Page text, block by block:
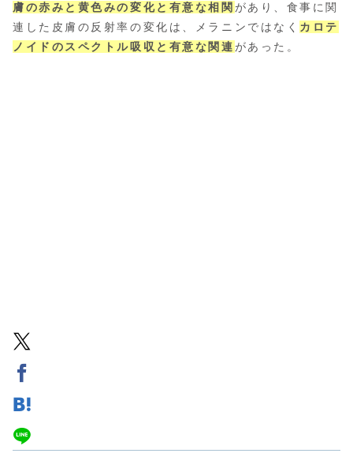
膚の赤みと黄色みの変化と有意な相関 があり、食事に関
連した皮膚の反射率の変化は、メラニンではなく カロテ
ノイドのスペクトル吸収と有意な関連 があった。